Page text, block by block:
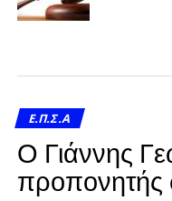
Ε.Π.Σ.Α
Ο Γιάννης
προπονητής